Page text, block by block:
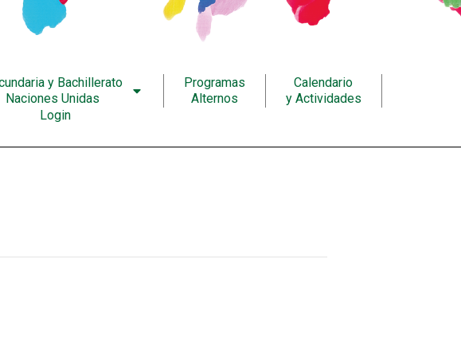
y Bachillerato
Naciones Unidas
Programas
Alternos
Calendario
y Actividades
Login